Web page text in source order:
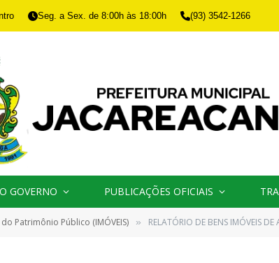
Seg. a Sex. de 8:00h às 18:00h (93) 3542-1266
O GOVERNO PUBLICAÇÕES OFICIAIS
Patrimônio Público (IMÓVEIS) » RELATÓRIO DE BENS IMÓVEIS